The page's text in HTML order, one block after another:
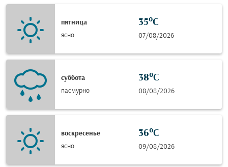
пятница
ясно
35°C
07/08/2026
суббота
пасмурно
38°C
08/08/2026
воскресенье
ясно
36°C
09/08/2026